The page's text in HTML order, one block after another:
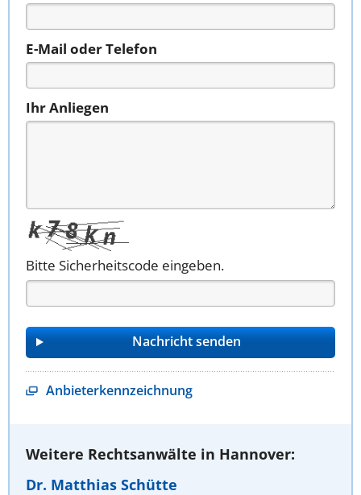
E-Mail oder Telefon
Ihr Anliegen
Bitte Sicherheitscode eingeben.
Anbieterkennzeichnung
Weitere Rechtsanwälte in Hannover:
Dr. Matthias Schütte